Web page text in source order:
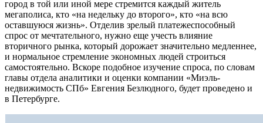
город в той или иной мере стремится каждый житель
мегаполиса, кто «на недельку до второго», кто «на всю
оставшуюся жизнь». Отделив зрелый платежеспособный
спрос от мечтательного, нужно еще учесть влияние
вторичного рынка, который дорожает значительно медленнее,
и нормальное стремление экономных людей строиться
самостоятельно. Вскоре подобное изучение спроса, по словам
главы отдела аналитики и оценки компании «Миэль-
недвижимость СПб» Евгения Безлюдного, будет проведено и
в Петербурге.